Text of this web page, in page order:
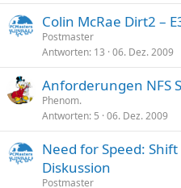
Colin McRae Dirt2 –
Postmaster
Antworten 13 06. Dez. 2009
Anforderungen NFS
Phenom.
Antworten 5 06. Dez. 2009
Need for Speed:
Diskussion
Postmaster